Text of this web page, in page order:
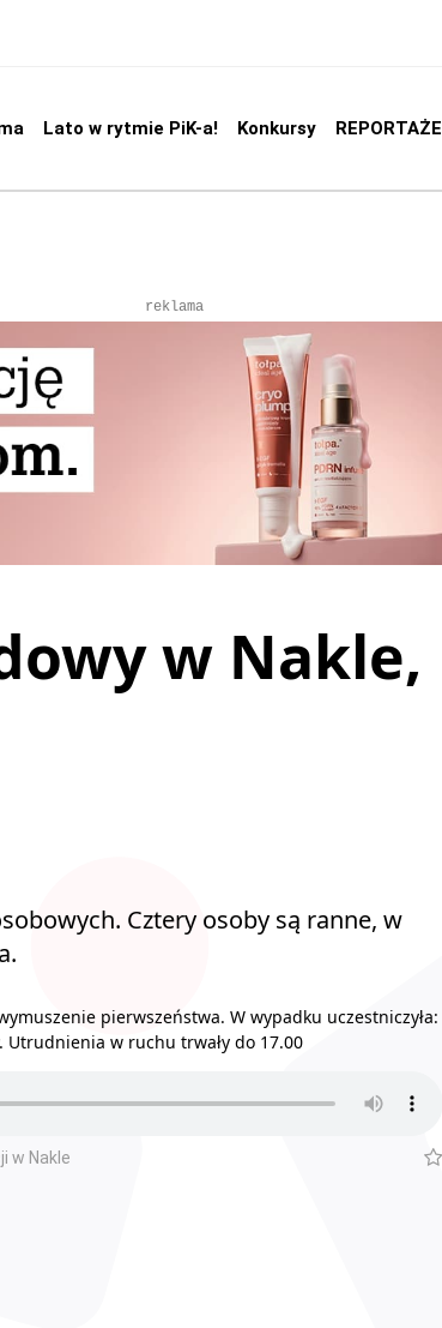
Lato w rytmie PiK-a! Konkursy REPORTAŻE
reklama
w Nakle,
Cztery osoby są ranne, w
pierwszeństwa. W wypadku uczestniczyła:
Utrudnienia w ruchu trwały do 17.00
w Nakle